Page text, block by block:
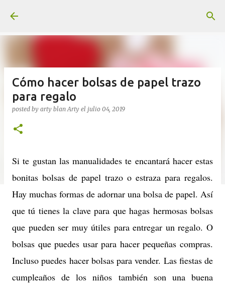
Cómo hacer bolsas de papel trazo
para regalo
posted by arty blanArty el julio 04, 2019
Si te gustan las manualidades te encantará hacer estas
bonitas bolsas de papel trazo o estraza para regalos.
Hay muchas formas de adornar una bolsa de papel. Así
que tú tienes la clave para que hagas hermosas bolsas
que pueden ser muy útiles para entregar un regalo. O
bolsas que puedes usar para hacer pequeñas compras.
Incluso puedes hacer bolsas para vender. Las fiestas de
cumpleaños de los niños también son una buena